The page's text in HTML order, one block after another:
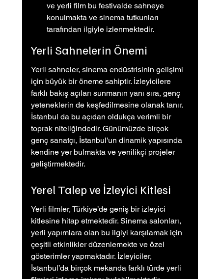
ve yerli film bu festivalde sahneye
konulmakta ve sinema tutkunları
tarafından ilgiyle izlenmektedir.
Yerli Sahnelerin Önemi
Yerli sahneler, sinema endüstrisinin gelişimi
için büyük bir öneme sahiptir. İzleyicilere
farklı bakış açıları sunmanın yanı sıra, genç
yeteneklerin de keşfedilmesine olanak tanır.
İstanbul da bu açıdan oldukça verimli bir
toprak niteliğindedir. Günümüzde birçok
genç sanatçı, İstanbul'un dinamik yapısında
kendine yer bulmakta ve yenilikçi projeler
geliştirmektedir.
Yerel Talep ve İzleyici Kitlesi
Yerli filmler, Türkiye’de geniş bir izleyici
kitlesine hitap etmektedir. Sinema salonları,
yerli yapımlara olan bu ilgiyi karşılamak için
çeşitli etkinlikler düzenlemekte ve özel
gösterimler yapmaktadır. İzleyiciler,
İstanbul’da birçok mekanda farklı türde yerli